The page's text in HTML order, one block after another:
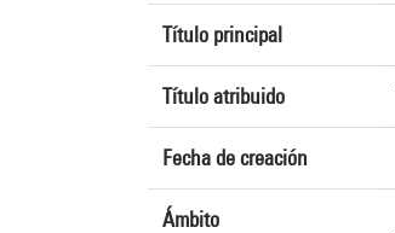
Título principal
Título atribuido
Fecha de creación
Ámbito